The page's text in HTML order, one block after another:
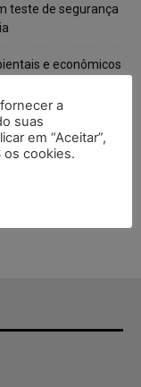
teste de segurança
e econômicos
tornam-se
da proibição
a
suas
em “Aceitar”,
os cookies.